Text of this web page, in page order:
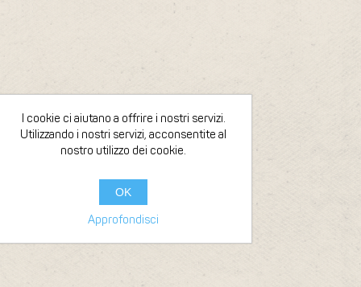
I cookie ci aiutano a offrire i nostri servizi.
Utilizzando i nostri servizi, acconsentite al
nostro utilizzo dei cookie.
OK
Approfondisci